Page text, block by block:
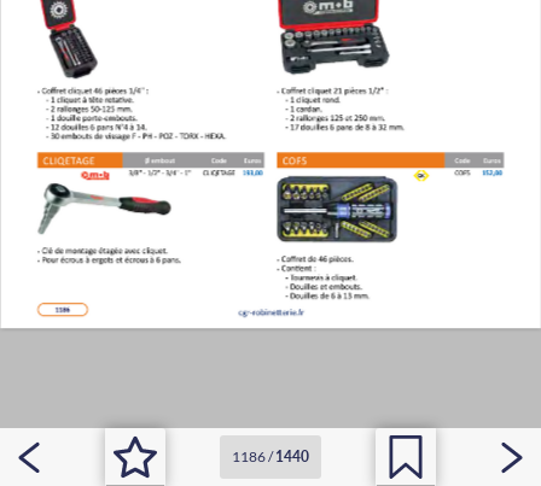
1186/1440